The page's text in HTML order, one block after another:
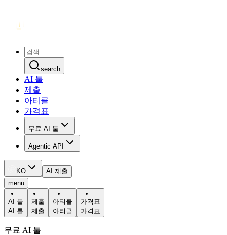
search
AI 툴
제출
아티클
가격표
무료 AI 툴
Agentic API
KO
AI 제출
menu
AI 툴
AI 툴
제출
제출
아티클
아티클
가격표
가격표
무료 AI 툴